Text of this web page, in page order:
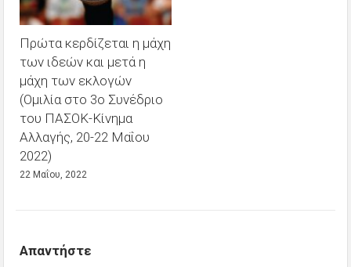
Πρώτα κερδίζεται η μάχη
των ιδεών και μετά η
μάχη των εκλογών
(Ομιλία στο 3ο Συνέδριο
του ΠΑΣΟΚ-Κίνημα
Αλλαγής, 20-22 Μαΐου
2022)
22 Μαΐου, 2022
Απαντήστε